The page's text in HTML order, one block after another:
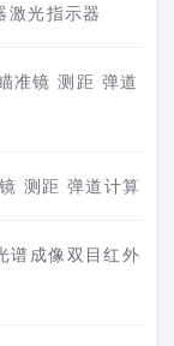
光指示器
准镜 测距 弹道
测距 弹道计算
成像双目红外